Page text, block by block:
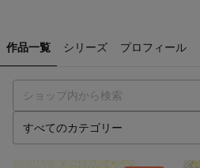
作品一覧 シリーズ プロフィール